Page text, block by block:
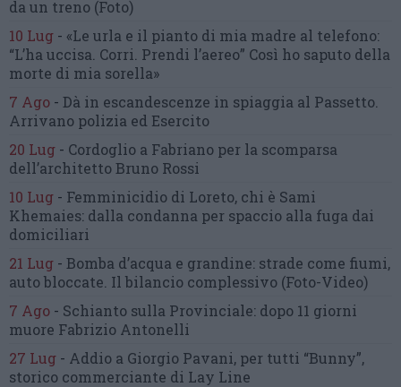
da un treno (Foto)
10 Lug - «Le urla e il pianto di mia madre al telefono:
“L’ha uccisa. Corri. Prendi l’aereo” Così ho saputo della
morte di mia sorella»
7 Ago - Dà in escandescenze in spiaggia al Passetto.
Arrivano polizia ed Esercito
20 Lug - Cordoglio a Fabriano per la scomparsa
dell’architetto Bruno Rossi
10 Lug - Femminicidio di Loreto, chi è Sami
Khemaies: dalla condanna per spaccio alla fuga dai
domiciliari
21 Lug - Bomba d’acqua e grandine: strade come fiumi,
auto bloccate. Il bilancio complessivo (Foto-Video)
7 Ago - Schianto sulla Provinciale: dopo 11 giorni
muore Fabrizio Antonelli
27 Lug - Addio a Giorgio Pavani, per tutti “Bunny”,
storico commerciante di Lay Line